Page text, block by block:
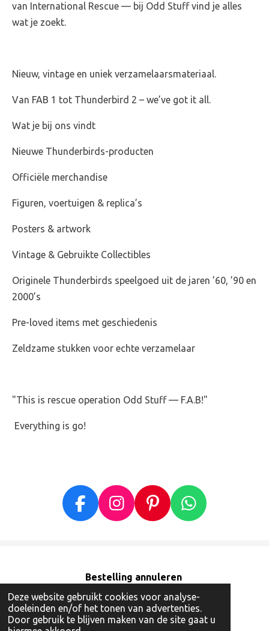
Deze website gebruikt cookies voor analyse-
doeleinden en/of het tonen van advertenties.
Door gebruik te blijven maken van de site gaat u
van International Rescue — bij Odd Stuff vind je alles
wat je zoekt.
Nieuw, vintage en uniek verzamelaarsmateriaal.
Van FAB 1 tot Thunderbird 2 – we’ve got it all.
Wat je bij ons vindt
Nieuwe Thunderbirds-producten
Officiële merchandise
Figuren, voertuigen & replica’s
Posters & artwork
Vintage & Gebruikte Collectibles
Originele Thunderbirds speelgoed uit de jaren ’60, ’90 en
2000’s
Pre-loved items met geschiedenis
Zeldzame stukken voor echte verzamelaar
"This is rescue operation Odd Stuff — F.A.B!"
Everything is go!
F
b
o
o
I
a
g
r
P
e
r
e
W
A
p
Bestelling annuleren
© 2018 - 2026 Odd Stuff, Buy Back a Memory!
Powered byJouwWeb